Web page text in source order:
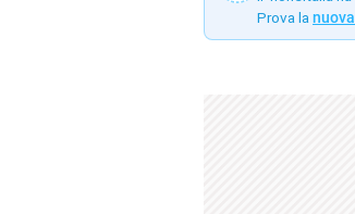
Prova la